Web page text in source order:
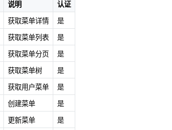
说明 认证
获取菜单详情 是
获取菜单列表 是
获取菜单分页 是
获取菜单树 是
获取用户菜单 是
创建菜单 是
更新菜单 是